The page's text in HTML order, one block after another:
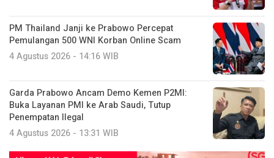
PM Thailand Janji ke Prabowo Percepat
Pemulangan 500 WNI Korban Online Scam
4 Agustus 2026 - 14:16 WIB
Garda Prabowo Ancam Demo Kemen P2MI:
Buka Layanan PMI ke Arab Saudi, Tutup
Penempatan Ilegal
4 Agustus 2026 - 13:31 WIB